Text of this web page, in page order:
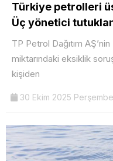
Türkiye petrolleri
Üç yönetici
TP Petrol Dağıtım
miktarındaki eksiklik
kişiden
30 Ekim 2025